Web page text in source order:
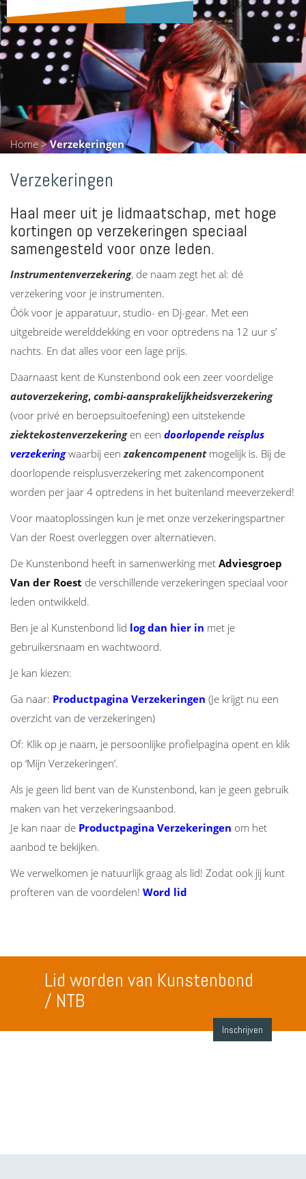
Home>Verzekeringen
Verzekeringen
Haal meer uit je lidmaatschap, met hoge
kortingen op verzekeringen speciaal
samengesteld voor onze leden.
Instrumentenverzekering, de naam zegt het al: dé
verzekering voor je instrumenten.
Óók voor je apparatuur, studio- en Dj-gear. Met een
uitgebreide werelddekking en voor optredens na 12 uur s’
nachts. En dat alles voor een lage prijs.
Daarnaast kent de Kunstenbond ook een zeer voordelige
autoverzekering, combi-aansprakelijkheidsverzekering
(voor privé en beroepsuitoefening) een uitstekende
ziektekostenverzekering en een doorlopende reisplus
verzekering waarbij een zakencompenent mogelijk is. Bij de
doorlopende reisplusverzekering met zakencomponent
worden per jaar 4 optredens in het buitenland meeverzekerd!
Voor maatoplossingen kun je met onze verzekeringspartner
Van der Roest overleggen over alternatieven.
De Kunstenbond heeft in samenwerking met Adviesgroep
Van der Roest de verschillende verzekeringen speciaal voor
leden ontwikkeld.
Ben je al Kunstenbond lid log dan hier in met je
gebruikersnaam en wachtwoord.
Je kan kiezen:
Ga naar: Productpagina Verzekeringen (Je krijgt nu een
overzicht van de verzekeringen)
Of: Klik op je naam, je persoonlijke profielpagina opent en klik
op ‘Mijn Verzekeringen’.
Als je geen lid bent van de Kunstenbond, kan je geen gebruik
maken van het verzekeringsaanbod.
Je kan naar de Productpagina Verzekeringen om het
aanbod te bekijken.
We verwelkomen je natuurlijk graag als lid! Zodat ook jij kunt
profteren van de voordelen! Word lid
Lid worden van Kunstenbond
/ NTB
Inschrijven